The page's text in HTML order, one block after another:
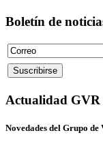
Boletín de
Actualidad GVR
Novedades del Grupo